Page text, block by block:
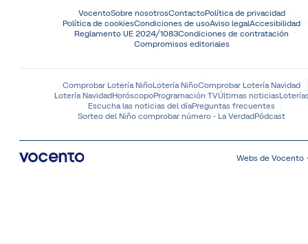
VocentoSobre nosotrosContactoPolítica de privacidad
Política de cookiesCondiciones de usoAviso legalAccesibilidad
Reglamento UE 2024/1083Condiciones de contratación
Compromisos editoriales
Comprobar Lotería NiñoLotería NiñoComprobar Lotería Navidad
Lotería NavidadHoróscopoProgramación TVÚltimas noticias
Escucha las noticias del díaPreguntas frecuentes
Sorteo del Niño comprobar número - La VerdadPódcast
Webs de Vocento